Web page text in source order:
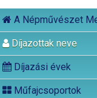
A Népművészet
Díjazottak neve
Díjazási évek
Műfajcsoportok